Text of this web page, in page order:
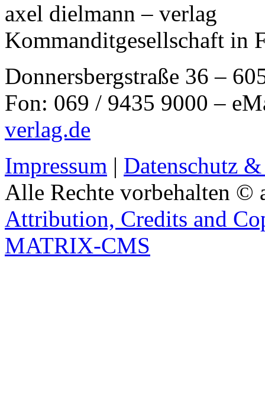
axel dielmann – verlag
Kommanditgesellschaft in
Donnersbergstraße 36 –
Fon: 069 / 9435 9000 –
verlag.de
Impressum | Datenschutz
Alle Rechte vorbehalten ©
Attribution, Credits and
MATRIX-CMS